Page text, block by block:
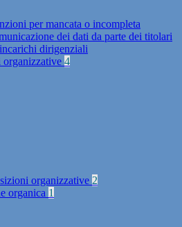
per mancata o incompleta
dei dati da parte dei titolari
dirigenziali
organizzative 4
organizzative 2
organica 1